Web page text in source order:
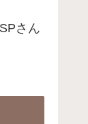
さん